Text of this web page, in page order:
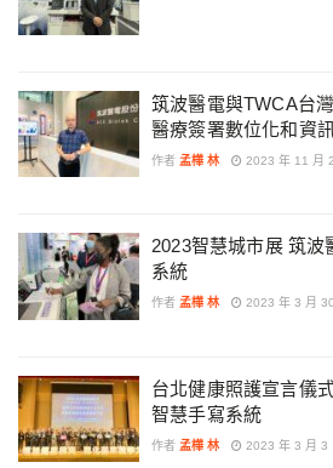
筑波醫電與TWCA台
醫療簽署數位化和資
作者 孟樺 林 2023 年 11 月
2023智慧城市展 筑波
系統
作者 孟樺 林 2023 年 3 月
台北健康照護宣言儀
智慧手寫系統
作者 孟樺 林 2023 年 3 月 3